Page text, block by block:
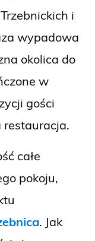
i
wypadowa
okolica do
w
gości
restauracja.
całe
pokoju,
. Jak